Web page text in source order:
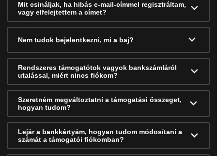
Mit csináljak, ha hibás e-mail-címmel regisztráltam,
vagy elfelejtettem a címet?
Nem tudok bejelentkezni, mi a baj?
Rendszeres támogatótok vagyok bankszámláról
utalással, miért nincs fiókom?
Szeretném megváltoztatni a támogatási összeget,
hogyan tudom?
Lejár a bankkártyám, hogyan tudom módosítani a
számát a támogatói fiókomban?